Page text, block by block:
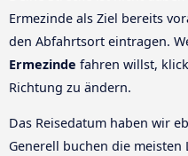
Ermezinde als Ziel bereits
den Abfahrtsort eintragen.
Ermezinde fahren willst,
Richtung zu ändern.
Das Reisedatum haben wir
Generell buchen die meisten